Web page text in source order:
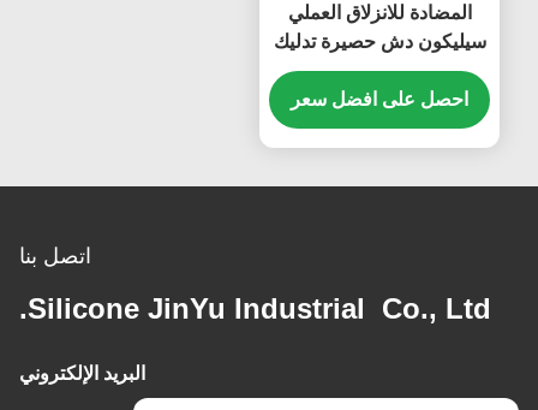
المضادة للانزلاق العملي
سيليكون دش حصيرة تدليك
القدم قابلة لإعادة الاستخدام
احصل على افضل سعر
اتصل بنا
Silicone JinYu Industrial Co., Ltd.
البريد الإلكتروني